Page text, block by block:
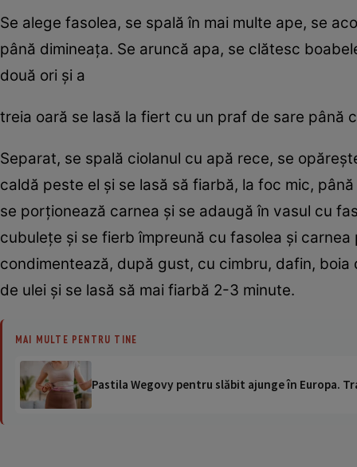
Se alege fasolea, se spală în mai multe ape, se
până dimineaţa. Se aruncă apa, se clătesc
două ori şi a
treia oară se lasă la fiert cu un praf de sare
Separat, se spală ciolanul cu apă rece, se
caldă peste el şi se lasă să fiarbă, la foc mic,
se porţionează carnea şi se adaugă în vasul cu
cubuleţe şi se fierb împreună cu fasolea şi
condimentează, după gust, cu cimbru, dafin,
de ulei şi se lasă să mai fiarbă 2-3 minute.
MAI MULTE PENTRU TINE
Pastila Wegovy pentru slăbit ajunge în Europa.